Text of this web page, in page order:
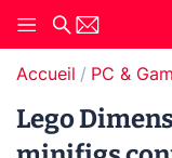
Accueil PC &
Lego